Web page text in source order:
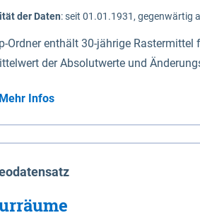
der Daten:seit 01.01.1931, gegenwärtig
Ordner enthält 30-jährige
der Absolutwerte und
(Jun. - Aug.) - au: Herbst (Sep. - Nov.) - wi: Winter (Dez. - Feb.) - hyr:
Jahr (Nov. - Okt.) - hsu:
- vd: Vegetationsruhe (Okt. - Mär.) Neben den Rasterdaten ist eine
zu den Dateinamen und für eine
code gegeben.
Mehr Infos